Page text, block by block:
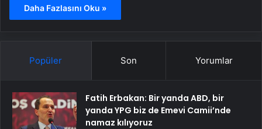
Daha Fazlasını Oku »
Popüler Son Yorumlar
Fatih Erbakan: Bir yanda ABD, bir
yanda YPG biz de Emevi Camii’nde
namaz kılıyoruz